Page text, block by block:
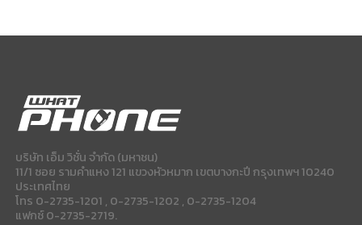
บริษัท เอ็ม วิชั่น จำกัด (มหาชน)
11/1 ซอย รามคำแหง 121 แขวงหัวหมาก เขตบางกะปี กรุงเทพฯ 10240
ประเทศไทย
โทร 0-2735-1201 , 0-2735-1202 , 0-2735-1204
แฟกซ์ 0-2735-2719.